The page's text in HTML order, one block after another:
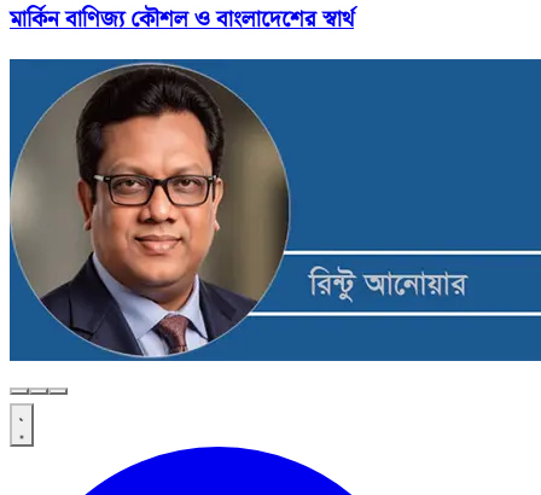
মার্কিন বাণিজ্য কৌশল ও বাংলাদেশের স্বার্থ